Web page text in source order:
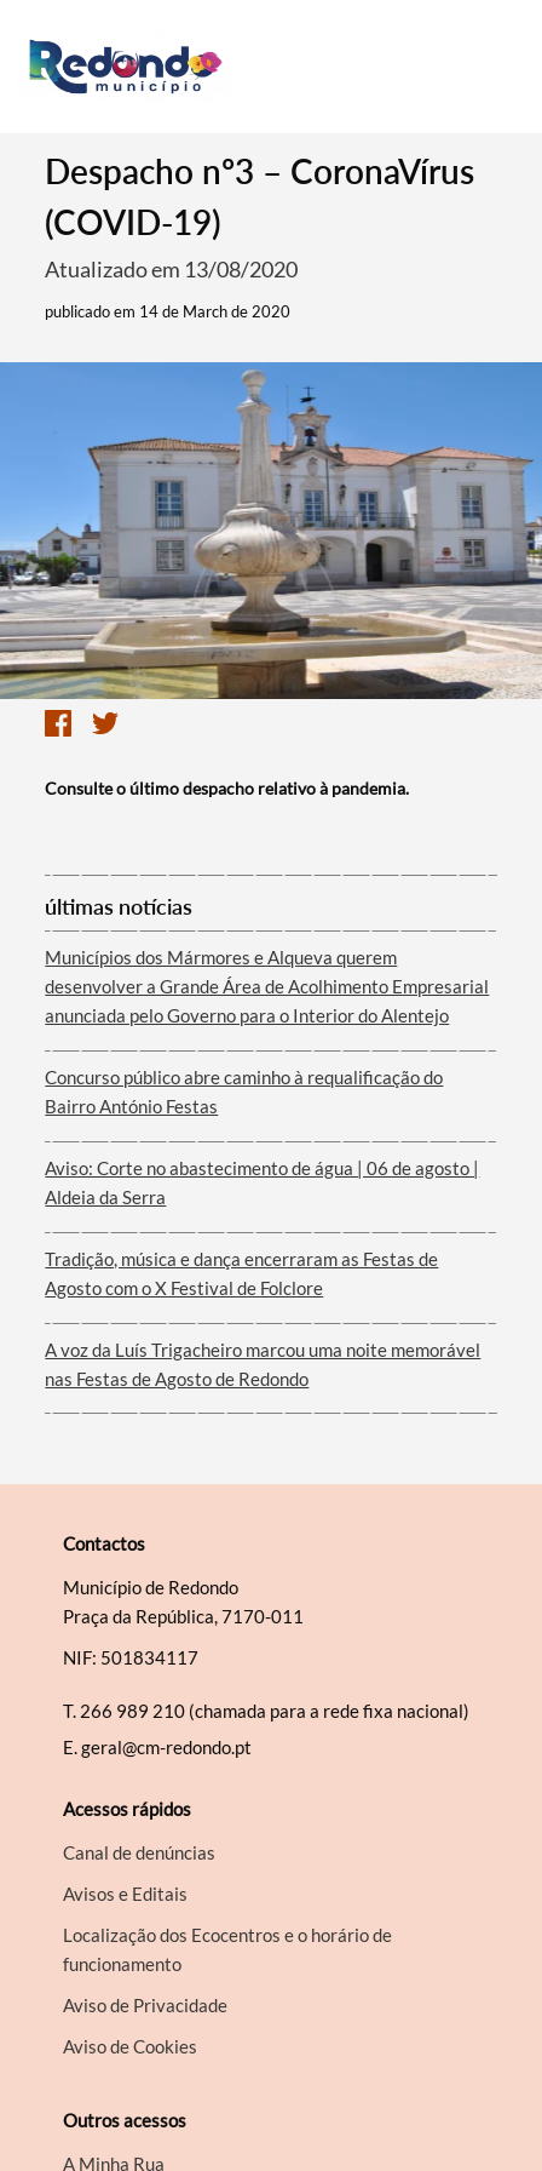
Termo de Pesquisa
Categorias gerais
Despacho nº3 – CoronaVírus
(COVID-19)
Atualizado em 13/08/2020
publicado em 14 de March de 2020
Consulte o último despacho relativo à pandemia.
últimas notícias
Municípios dos Mármores e Alqueva querem
desenvolver a Grande Área de Acolhimento Empresarial
anunciada pelo Governo para o Interior do Alentejo
Concurso público abre caminho à requalificação do
Bairro António Festas
Aviso: Corte no abastecimento de água | 06 de agosto |
Aldeia da Serra
Tradição, música e dança encerraram as Festas de
Agosto com o X Festival de Folclore
A voz da Luís Trigacheiro marcou uma noite memorável
nas Festas de Agosto de Redondo
Contactos
Município de Redondo
Praça da República, 7170-011
NIF: 501834117
T. 266 989 210 (chamada para a rede fixa nacional)
E.geral@cm-redondo.pt
Acessos rápidos
Canal de denúncias
Avisos e Editais
Localização dos Ecocentros e o horário de
funcionamento
Aviso de Privacidade
Aviso de Cookies
Outros acessos
A Minha Rua